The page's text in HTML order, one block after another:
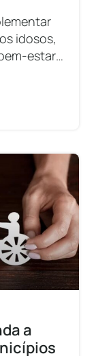
idosos,
estar
a